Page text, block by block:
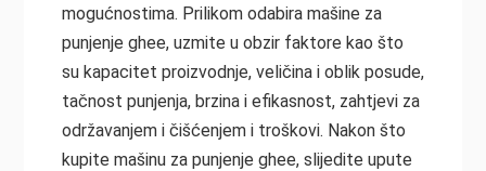
mogućnostima. Prilikom odabira mašine za
punjenje ghee, uzmite u obzir faktore kao što
su kapacitet proizvodnje, veličina i oblik posude,
tačnost punjenja, brzina i efikasnost, zahtjevi za
održavanjem i čišćenjem i troškovi. Nakon što
kupite mašinu za punjenje ghee, slijedite upute